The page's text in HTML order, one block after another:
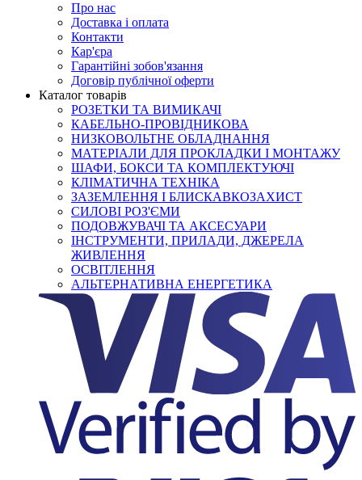
Про нас
Доставка і оплата
Контакти
Кар'єра
Гарантійні зобов'язання
Договір публічної оферти
Каталог товарів
РОЗЕТКИ ТА ВИМИКАЧІ
КАБЕЛЬНО-ПРОВІДНИКОВА
НИЗКОВОЛЬТНЕ ОБЛАДНАННЯ
МАТЕРІАЛИ ДЛЯ ПРОКЛАДКИ І МОНТАЖУ
ШАФИ, БОКСИ ТА КОМПЛЕКТУЮЧІ
КЛІМАТИЧНА ТЕХНІКА
ЗАЗЕМЛЕННЯ І БЛИСКАВКОЗАХИСТ
СИЛОВІ РОЗ'ЄМИ
ПОДОВЖУВАЧІ ТА АКСЕСУАРИ
ІНСТРУМЕНТИ, ПРИЛАДИ, ДЖЕРЕЛА
ЖИВЛЕННЯ
ОСВІТЛЕННЯ
АЛЬТЕРНАТИВНА ЕНЕРГЕТИКА